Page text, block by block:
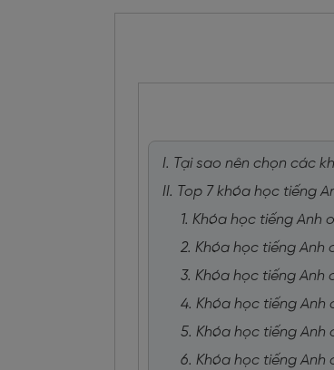
I. Tại sao nên chọn các
II. Top 7 khóa học tiếng
1. Khóa học tiếng Anh
2. Khóa học tiếng Anh
3. Khóa học tiếng Anh
4. Khóa học tiếng Anh
5. Khóa học tiếng Anh
6. Khóa học tiếng Anh